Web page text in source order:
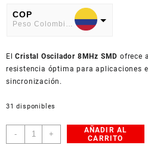
COP
Peso Colombiano
American Dollar
ElCristal Oscilador 8MHz SMD ofrece
resistencia óptima para aplicaciones
sincronización.
31 disponibles
-
Cristal
Oscilador
+
AÑADIR AL
CARRITO